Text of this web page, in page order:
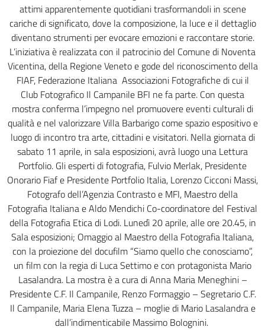
attimi apparentemente quotidiani trasformandoli in scene
cariche di significato, dove la composizione, la luce e il dettaglio
diventano strumenti per evocare emozioni e raccontare storie.
L’iniziativa è realizzata con il patrocinio del Comune di Noventa
Vicentina, della Regione Veneto e gode del riconoscimento della
FIAF, Federazione Italiana Associazioni Fotografiche di cui il
Club Fotografico Il Campanile BFI ne fa parte. Con questa
mostra conferma l’impegno nel promuovere eventi culturali di
qualità e nel valorizzare Villa Barbarigo come spazio espositivo e
luogo di incontro tra arte, cittadini e visitatori. Nella giornata di
sabato 11 aprile, in sala esposizioni, avrà luogo una Lettura
Portfolio. Gli esperti di fotografia, Fulvio Merlak, Presidente
Onorario Fiaf e Presidente Portfolio Italia, Lorenzo Cicconi Massi,
Fotografo dell’Agenzia Contrasto e MFI, Maestro della
Fotografia Italiana e Aldo Mendichi Co-coordinatore del Festival
della Fotografia Etica di Lodi. Lunedì 20 aprile, alle ore 20.45, in
Sala esposizioni; Omaggio al Maestro della Fotografia Italiana,
con la proiezione del docufilm “Siamo quello che conosciamo”,
un film con la regia di Luca Settimo e con protagonista Mario
Lasalandra. La mostra è a cura di Anna Maria Meneghini –
Presidente C.F. Il Campanile, Renzo Formaggio – Segretario C.F.
Il Campanile, Maria Elena Tuzza – moglie di Mario Lasalandra e
dall’indimenticabile Massimo Bolognini.